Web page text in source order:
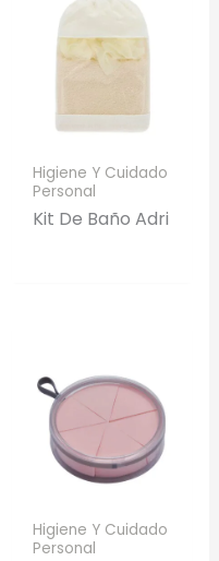
Higiene Y Cuidado
Personal
Kit De Baño Adri
Higiene Y Cuidado
Personal